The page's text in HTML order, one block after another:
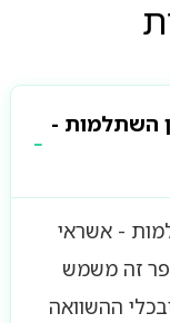
השתלמות -
- אשראי
מניות הוא 8679. מספר זה משמש
ההשוואה